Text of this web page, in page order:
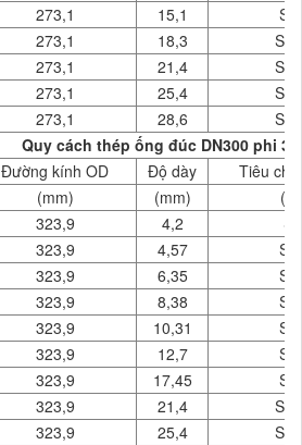
273,1 15,1
273,1 18,3
273,1 21,4
273,1 25,4
273,1 28,6
Quy cách thép ống đúc DN300 phi
Đường kính OD Độ dày
Tiêu
(mm) (mm)
(
323,9 4,2
323,9 4,57
323,9 6,35
323,9 8,38
323,9 10,31
323,9 12,7
323,9 17,45
323,9 21,4
323,9 25,4